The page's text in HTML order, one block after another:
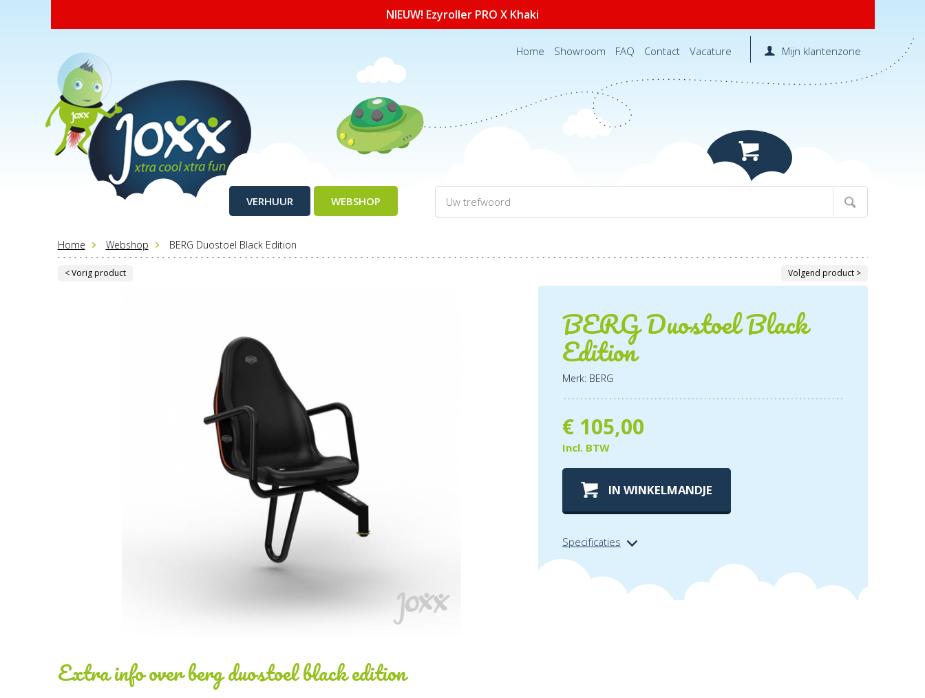
NIEUW! Ezyroller PRO X Khaki
Home Showroom FAQ Contact Vacature Mijn klantenzone
VERHUUR WEBSHOP
Home Webshop BERG Duostoel Black Edition
< Vorig product Volgend product >
BERG Duostoel Black
Edition
Merk: BERG
€ 105,00
Incl. BTW
IN WINKELMANDJE
Specificaties
Extra info overberg duostoel black edition